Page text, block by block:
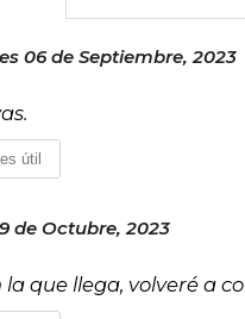
06 de Septiembre, 2023
útil
de Octubre, 2023
que llega, volveré a